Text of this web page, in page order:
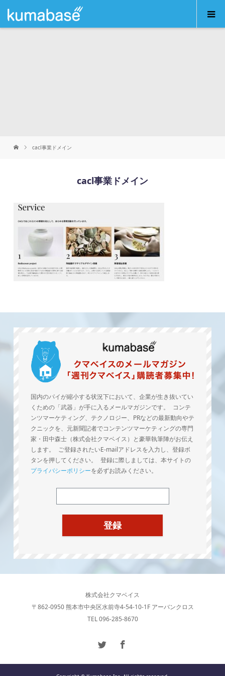
cacl事業ドメイン
cacl事業ドメイン
国内のパイが縮小する状況下において、企業が生き抜いてい
くための「武器」が手に入るメールマガジンです。 コンテ
ンツマーケティング、テクノロジー、PRなどの最新動向やテ
クニックを、元新聞記者でコンテンツマーケティングの専門
家・田中森士（株式会社クマベイス）と豪華執筆陣がお伝え
します。 ご登録されたいE-mailアドレスを入力し、登録ボ
タンを押してください。 登録に際しましては、本サイトの
プライバシーポリシーを必ずお読みください。
株式会社クマベイス
〒862-0950 熊本市中央区水前寺4-54-10-1F アーバンクロス
TEL 096-285-8670